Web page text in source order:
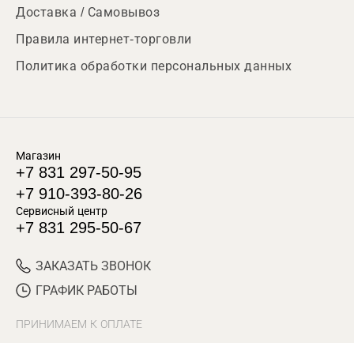
Доставка / Самовывоз
Правила интернет-торговли
Политика обработки персональных данных
Магазин
+7 831 297-50-95
+7 910-393-80-26
Сервисный центр
+7 831 295-50-67
ЗАКАЗАТЬ ЗВОНОК
ГРАФИК РАБОТЫ
ПРИНИМАЕМ К ОПЛАТЕ